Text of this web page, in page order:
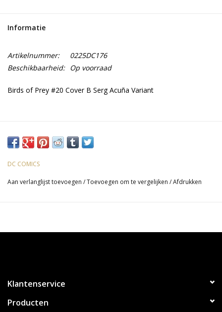
Informatie
Artikelnummer:
0225DC176
Beschikbaarheid: Op voorraad
Birds of Prey #20 Cover B Serg Acuña Variant
DC COMICS
Aan verlanglijst toevoegen /Toevoegen om te vergelijken /Afdrukken
Klantenservice
Producten